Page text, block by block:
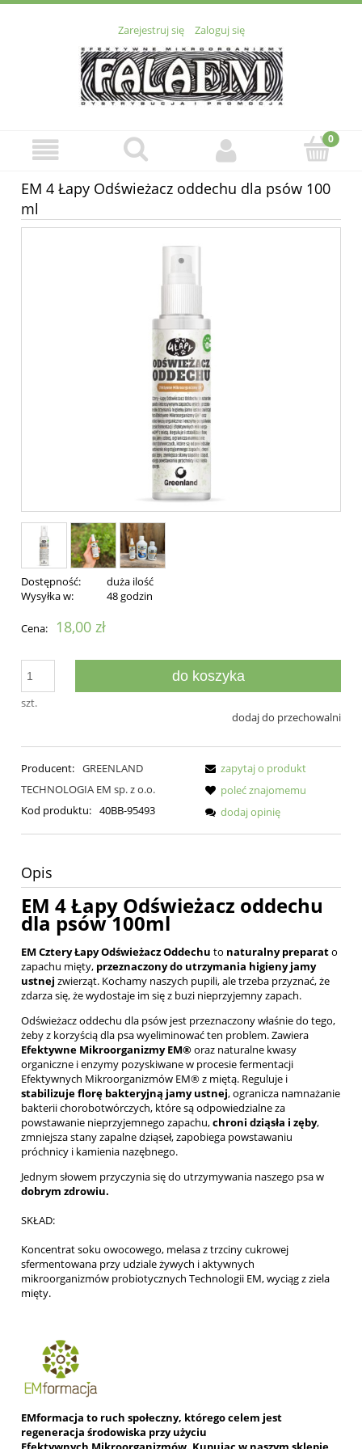
Zarejestruj się Zaloguj się
EM 4 Łapy Odświeżacz oddechu dla psów 100
ml
Dostępność:
duża ilość
Wysyłka w:
48 godzin
Cena: 18,00 zł
szt.
do koszyka
dodaj do przechowalni
Producent: GREENLAND
TECHNOLOGIA EM sp. z o.o.
Kod produktu: 40BB-95493
zapytaj o produkt
poleć znajomemu
dodaj opinię
Opis
EM 4 Łapy Odświeżacz oddechu
dla psów 100ml
EM Cztery Łapy Odświeżacz Oddechu to naturalny preparato
zapachu mięty, przeznaczony do utrzymania higieny jamy
ustnej zwierząt. Kochamy naszych pupili, ale trzeba przyznać, że
zdarza się, że wydostaje im się z buzi nieprzyjemny zapach.
Odświeżacz oddechu dla psów jest przeznaczony właśnie do tego,
żeby z korzyścią dla psa wyeliminować ten problem.Zawiera
Efektywne Mikroorganizmy EM®oraz naturalne kwasy
organiczne i enzymy pozyskiwane w procesie fermentacji
Efektywnych Mikroorganizmów EM® z miętą. Reguluje i
stabilizuje florę bakteryjną jamy ustnej, ogranicza namnażanie
bakterii chorobotwórczych, które są odpowiedzialne za
powstawanie nieprzyjemnego zapachu,chroni dziąsła i zęby,
zmniejsza stany zapalne dziąseł, zapobiega powstawaniu
próchnicy i kamienia nazębnego.
Jednym słowem przyczynia się do utrzymywania naszego psa w
dobrym zdrowiu.
SKŁAD:
Koncentrat soku owocowego, melasa z trzciny cukrowej
sfermentowana przy udziale żywych i aktywnych
mikroorganizmów probiotycznych Technologii EM, wyciąg z ziela
mięty.
EMformacja to ruch społeczny, którego celem jest
regeneracja środowiska przy użyciu